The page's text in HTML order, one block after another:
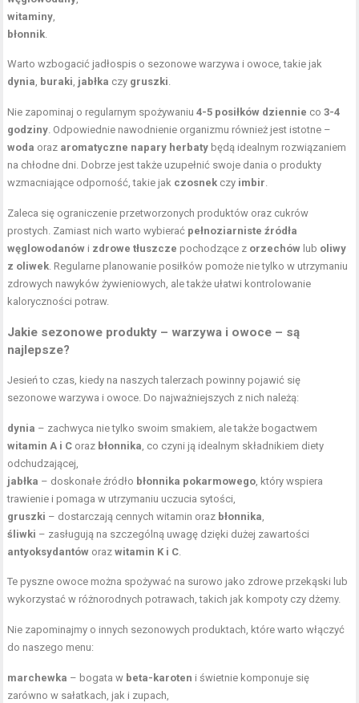
witaminy
błonnik
Warto wzbogacić jadłospis o sezonowe warzywa i owoce, takie jak
dynia
buraki jabłka czy gruszki
Nie zapominaj o regularnym spożywaniu4-5 posiłków dziennie co3-4
godziny . Odpowiednie nawodnienie organizmu również jest istotne –
woda oraz aromatyczne napary herbaty będą idealnym rozwiązaniem
na chłodne dni. Dobrze jest także uzupełnić swoje dania o produkty
wzmacniające odporność, takie jak czosnek czy imbir
Zaleca się ograniczenie przetworzonych produktów oraz cukrów
prostych. Zamiast nich warto wybierać pełnoziarniste źródła
węglowodanów i zdrowe tłuszcze pochodzące z orzechów lub oliwy
z oliwek . Regularne planowanie posiłków pomoże nie tylko w utrzymaniu
zdrowych nawyków żywieniowych, ale także ułatwi kontrolowanie
kaloryczności potraw.
Jakie sezonowe produkty – warzywa i owoce – są
najlepsze?
Jesień to czas, kiedy na naszych talerzach powinny pojawić się
sezonowe warzywa i owoce. Do najważniejszych z nich należą:
dynia – zachwyca nie tylko swoim smakiem, ale także bogactwem
witamin A i C oraz błonnika , co czyni ją idealnym składnikiem diety
odchudzającej,
jabłka – doskonałe źródło błonnika pokarmowego , który wspiera
trawienie i pomaga w utrzymaniu uczucia sytości,
gruszki – dostarczają cennych witamin oraz błonnika
śliwki – zasługują na szczególną uwagę dzięki dużej zawartości
antyoksydantów orazwitamin K i C
Te pyszne owoce można spożywać na surowo jako zdrowe przekąski lub
wykorzystać w różnorodnych potrawach, takich jak kompoty czy dżemy.
Nie zapominajmy o innych sezonowych produktach, które warto włączyć
do naszego menu:
marchewka – bogata w beta-karoten i świetnie komponuje się
zarówno w sałatkach, jak i zupach,